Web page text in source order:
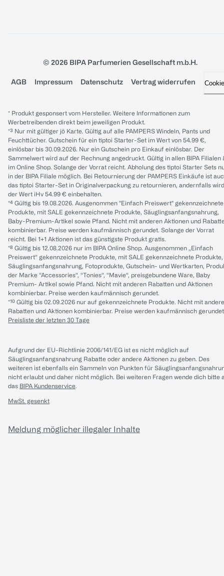
© 2026 BIPA Parfumerien Gesellschaft m.b.H.
AGB Impressum Datenschutz Vertrag widerrufen
* Produkt gesponsert vom Hersteller. Weitere Informationen zum
Werbetreibenden direkt beim jeweiligen Produkt.
*³ Nur mit gültiger jö Karte. Gültig auf alle PAMPERS Windeln, Pants und
Feuchttücher. Gutschein für ein tiptoi Starter-Set im Wert von 54.99 €,
einlösbar bis 30.09.2026. Nur ein Gutschein pro Einkauf einlösbar. Der
Sammelwert wird auf der Rechnung angedruckt. Gültig in allen BIPA Filialen
im Online Shop. Solange der Vorrat reicht. Abholung des tiptoi Starter Sets
in der BIPA Filiale möglich. Bei Retournierung der PAMPERS Einkäufe ist
das tiptoi Starter-Set in Originalverpackung zu retournieren, andernfalls wird
der Wert iHv 54.99 € einbehalten.
*⁴ Gültig bis 19.08.2026. Ausgenommen "Einfach Preiswert" gekennzeichnete
Produkte, mit SALE gekennzeichnete Produkte, Säuglingsanfangsnahrung,
Baby-Premium-Artikel sowie Pfand. Nicht mit anderen Aktionen und
kombinierbar. Preise werden kaufmännisch gerundet. Solange der Vorrat
reicht. Bei 1+1 Aktionen ist das günstigste Produkt gratis.
*⁸ Gültig bis 12.08.2026 nur im BIPA Online Shop. Ausgenommen „Einfach
Preiswert“ gekennzeichnete Produkte, mit SALE gekennzeichnete Produkte,
Säuglingsanfangsnahrung, Fotoprodukte, Gutschein- und Wertkarten,
der Marke “Accessories“, “Tonies“, “Mavie“, preisgebundene Ware, Baby
Premium- Artikel sowie Pfand. Nicht mit anderen Rabatten und Aktionen
kombinierbar. Preise werden kaufmännisch gerundet.
*¹⁰ Gültig bis 02.09.2026 nur auf gekennzeichnete Produkte. Nicht mit
Rabatten und Aktionen kombinierbar. Preise werden kaufmännisch
Preisliste der letzten 30 Tage
Aufgrund der EU-Richtlinie 2006/141/EG ist es nicht möglich auf
Säuglingsanfangsnahrung Rabatte oder andere Aktionen zu geben. Des
weiteren ist ebenfalls ein Sammeln von Punkten für
nicht erlaubt und daher nicht möglich. Bei weiteren Fragen wende dich bitte
das BIPA Kundenservice.
MwSt. gesenkt
Meldung möglicher illegaler Inhalte